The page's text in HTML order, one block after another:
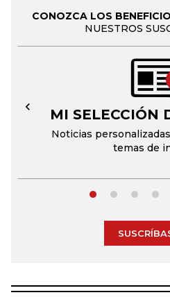
CONOZCA LOS
NUESTROS
MI SELECCIÓN
Noticias
temas de
←